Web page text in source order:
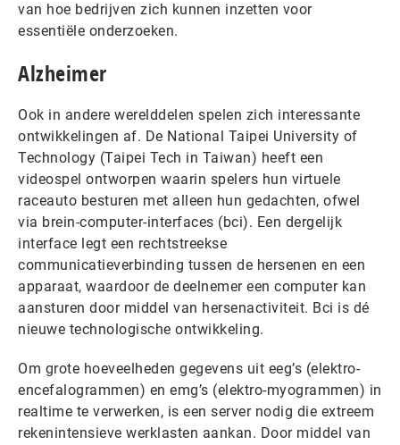
van hoe bedrijven zich kunnen inzetten voor
essentiële onderzoeken.
Alzheimer
Ook in andere werelddelen spelen zich interessante
ontwikkelingen af. De National Taipei University of
Technology (Taipei Tech in Taiwan) heeft een
videospel ontworpen waarin spelers hun virtuele
raceauto besturen met alleen hun gedachten, ofwel
via brein-computer-interfaces (bci). Een dergelijk
interface legt een rechtstreekse
communicatieverbinding tussen de hersenen en een
apparaat, waardoor de deelnemer een computer kan
aansturen door middel van hersenactiviteit. Bci is dé
nieuwe technologische ontwikkeling.
Om grote hoeveelheden gegevens uit eeg’s (elektro-
encefalogrammen) en emg’s (elektro-myogrammen) in
realtime te verwerken, is een server nodig die extreem
rekenintensieve werklasten aankan. Door middel van